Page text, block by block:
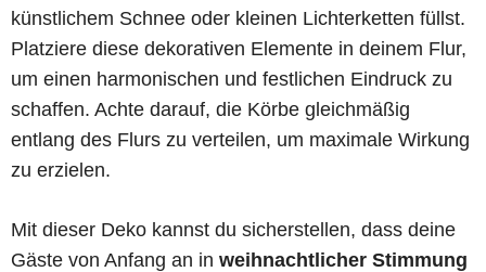
künstlichem Schnee oder kleinen Lichterketten füllst.
Platziere diese dekorativen Elemente in deinem Flur,
um einen harmonischen und festlichen Eindruck zu
schaffen. Achte darauf, die Körbe gleichmäßig
entlang des Flurs zu verteilen, um maximale Wirkung
zu erzielen.
Mit dieser Deko kannst du sicherstellen, dass deine
Gäste von Anfang an in weihnachtlicher Stimmung